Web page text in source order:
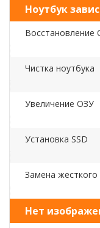
Ноутбук
Восстановление
Чистка ноутбука
Увеличение ОЗУ
Установка SSD
Замена жесткого
Нет